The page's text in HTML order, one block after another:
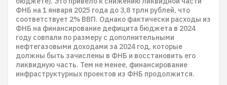
ФНБ на 1 января 2025 года до 3,8 трлн рублей, что
соответствует 2% ВВП. Однако фактически расходы из
ФНБ на финансирование дефицита бюджета в 2024
году совпали по размеру с дополнительными
нефтегазовыми доходами за 2024 год, которые
должны быть зачислены в ФНБ и восстановить его
ликвидную часть. Тем не менее, финансирование
инфраструктурных проектов из ФНБ продолжится.